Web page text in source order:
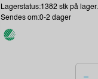
Lagerstatus:1382 stk på lager.
Sendes om:0-2 dager